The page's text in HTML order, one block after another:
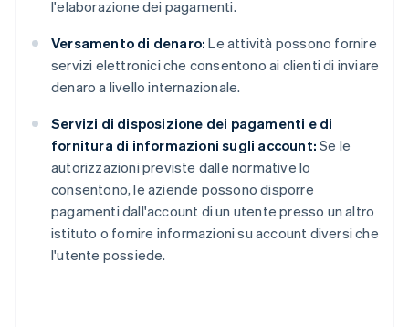
l'elaborazione dei pagamenti.
Versamento di denaro: Le attività possono fornire
servizi elettronici che consentono ai clienti di inviare
denaro a livello internazionale.
Servizi di disposizione dei pagamenti e di
fornitura di informazioni sugli account: Se le
autorizzazioni previste dalle normative lo
consentono, le aziende possono disporre
pagamenti dall'account di un utente presso un altro
istituto o fornire informazioni su account diversi che
l'utente possiede.